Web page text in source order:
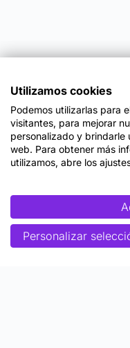
Utilizamos cookies
Podemos utilizarlas para
visitantes, para mejorar
personalizado y brindarle
web. Para obtener más
utilizamos, abre los
Personalizar